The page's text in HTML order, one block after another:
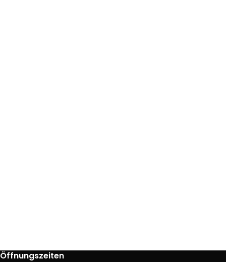
Öffnungszeiten